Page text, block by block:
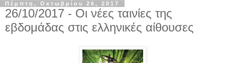
Πέμπτη, Οκτωβρίου 26, 2017
26/10/2017 - Οι νέες ταινίες της
εβδομάδας στις ελληνικές αίθουσες